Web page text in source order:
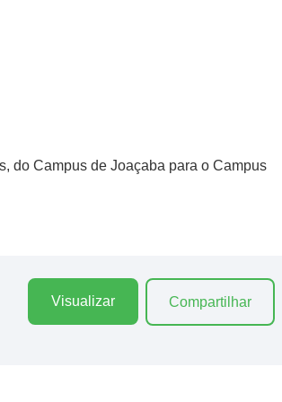
do Campus de Joaçaba para o Campus
Visualizar Compartilhar